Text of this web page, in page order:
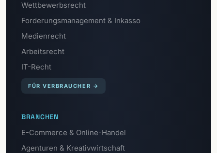
Wettbewerbsrecht
Forderungsmanagement & Inkasso
Medienrecht
Arbeitsrecht
IT-Recht
FÜR VERBRAUCHER →
BRANCHEN
E-Commerce & Online-Handel
Agenturen & Kreativwirtschaft